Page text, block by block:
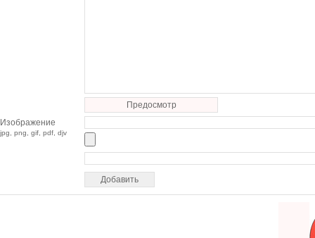
Предосмотр
Изображение
jpg, png, gif, pdf, djv